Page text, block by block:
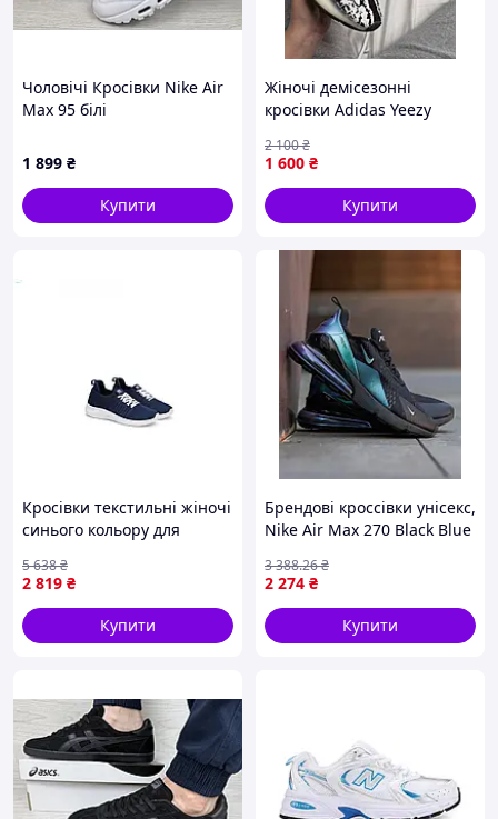
Чоловічі Кросівки Nike Air
Max 95 білі
1 899 ₴
Купити
Жіночі демісезонні
кросівки Adidas Yeezy
1 600 ₴
2 100₴
Купити
Кросівки текстильні жіночі
синього кольору для
5051 37-41 ТМ PROGRESS
2 819 ₴
5 638₴
Купити
Брендові кроссівки унісекс,
Nike Air Max 270 Black Blue
2 274 ₴
3 388.26₴
Купити